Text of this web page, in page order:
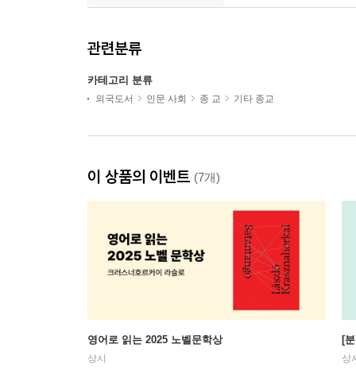
관련분류
카테고리 분류
외국도서 인문 사회 종 교 기타 종교
이 상품의 이벤트 (7개)
영어로 읽는 2025 노벨문학상
상시
[
상